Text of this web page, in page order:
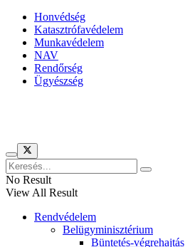
Honvédség
Katasztrófavédelem
Munkavédelem
NAV
Rendőrség
Ügyészség
No Result
View All Result
Rendvédelem
Belügyminisztérium
Büntetés-végrehajtás